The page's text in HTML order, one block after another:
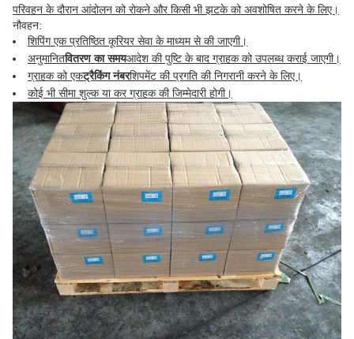
परिवहन के दौरान आंदोलन को रोकने और किसी भी झटके को अवशोषित करने के लिए।
नौवहन:
शिपिंग एक प्रतिष्ठित कूरियर सेवा के माध्यम से की जाएगी।
अनुमानितवितरण का समयआदेश की पुष्टि के बाद ग्राहक को उपलब्ध कराई जाएगी।
ग्राहक को एकट्रैकिंग नंबरशिपमेंट की प्रगति की निगरानी करने के लिए।
कोई भी सीमा शुल्क या कर ग्राहक की जिम्मेदारी होगी।